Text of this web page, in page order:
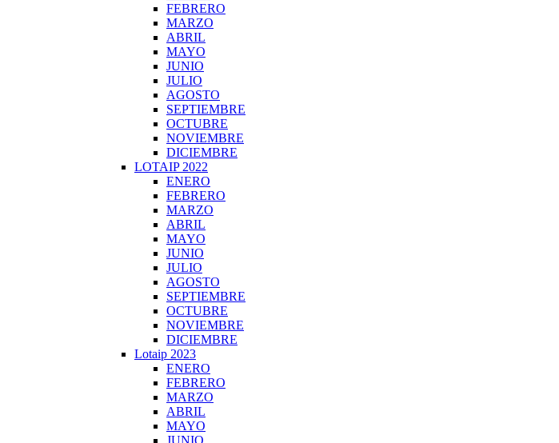
FEBRERO
MARZO
ABRIL
MAYO
JUNIO
JULIO
AGOSTO
SEPTIEMBRE
OCTUBRE
NOVIEMBRE
DICIEMBRE
LOTAIP 2022
ENERO
FEBRERO
MARZO
ABRIL
MAYO
JUNIO
JULIO
AGOSTO
SEPTIEMBRE
OCTUBRE
NOVIEMBRE
DICIEMBRE
Lotaip 2023
ENERO
FEBRERO
MARZO
ABRIL
MAYO
JUNIO